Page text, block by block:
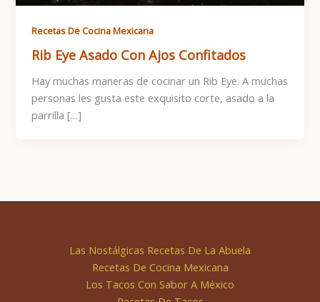
Recetas De Cocina Mexicana
Rib Eye Asado Con Ajos Confitados
Hay muchas maneras de cocinar un Rib Eye. A muchas
personas les gusta este exquisito corte, asado a la
parrilla […]
Las Nostálgicas Recetas De La Abuela
Recetas De Cocina Mexicana
Los Tacos Con Sabor A México